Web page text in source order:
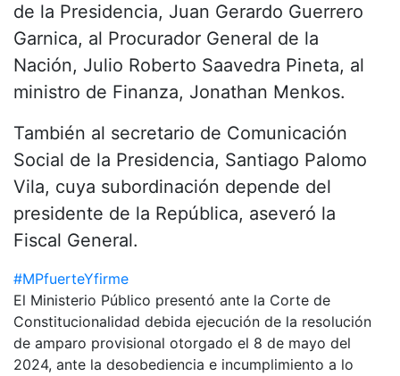
de la Presidencia, Juan Gerardo Guerrero
Garnica, al Procurador General de la
Nación, Julio Roberto Saavedra Pineta, al
ministro de Finanza, Jonathan Menkos.
También al secretario de Comunicación
Social de la Presidencia, Santiago Palomo
Vila, cuya subordinación depende del
presidente de la República, aseveró la
Fiscal General.
#MPfuerteYfirme
El Ministerio Público presentó ante la Corte de
Constitucionalidad debida ejecución de la resolución
de amparo provisional otorgado el 8 de mayo del
2024, ante la desobediencia e incumplimiento a lo